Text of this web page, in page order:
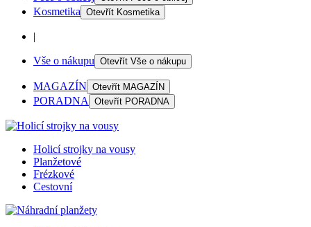
Kosmetika Otevřít Kosmetika
|
Vše o nákupu Otevřít Vše o nákupu
MAGAZÍN Otevřít MAGAZÍN
PORADNA Otevřít PORADNA
Holicí strojky na vousy
Planžetové
Frézkové
Cestovní